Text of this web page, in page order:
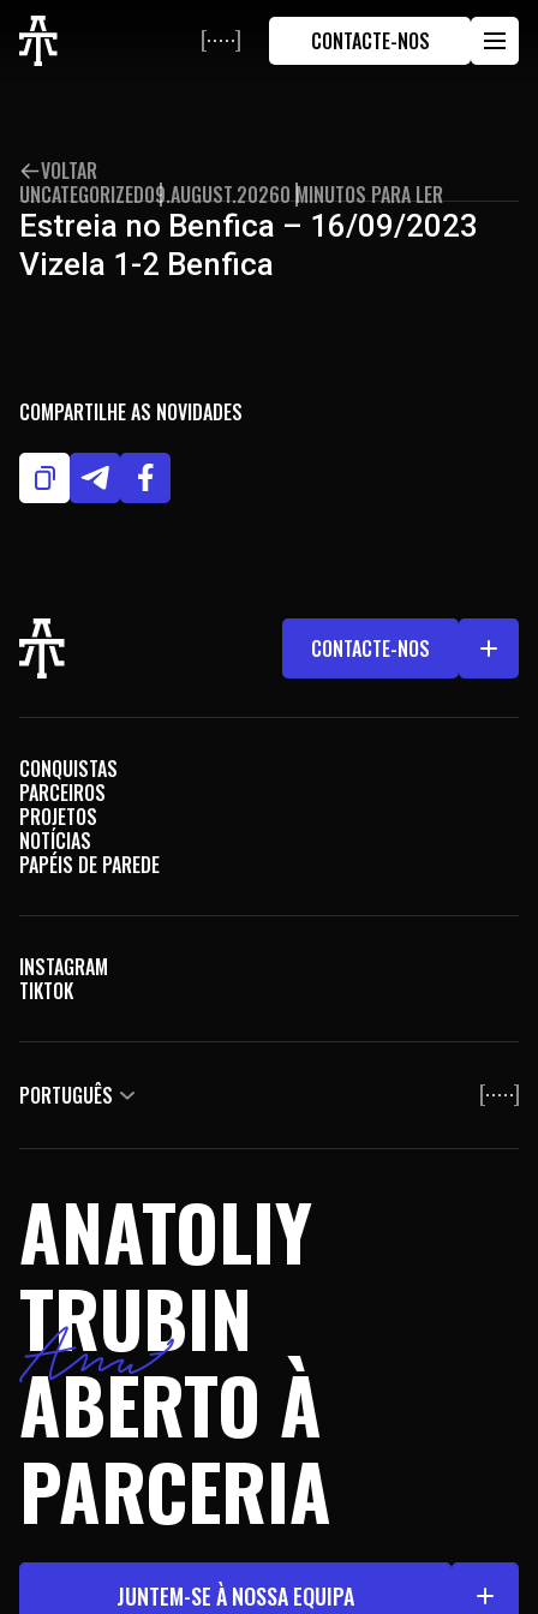
CONTACTE-NOS
VOLTAR
UNCATEGORIZED09.AUGUST.20260 MINUTOS PARA LER
Estreia no Benfica – 16/09/2023
Vizela 1-2 Benfica
COMPARTILHE AS NOVIDADES
CONTACTE-NOS
CONQUISTAS
PARCEIROS
PROJETOS
NOTÍCIAS
PAPÉIS DE PAREDE
INSTAGRAM
TIKTOK
PORTUGUÊS
ANATOLIY
TRUBIN
ABERTO À
PARCERIA
JUNTEM-SE À NOSSA EQUIPA